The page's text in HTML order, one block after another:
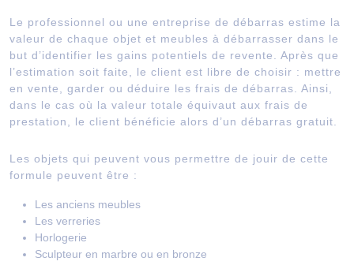
Le professionnel ou une entreprise de débarras estime la
valeur de chaque objet et meubles à débarrasser dans le
but d’identifier les gains potentiels de revente. Après que
l’estimation soit faite, le client est libre de choisir : mettre
en vente, garder ou déduire les frais de débarras. Ainsi,
dans le cas où la valeur totale équivaut aux frais de
prestation, le client bénéficie alors d’un débarras gratuit.
Les objets qui peuvent vous permettre de jouir de cette
formule peuvent être :
Les anciens meubles
Les verreries
Horlogerie
Sculpteur en marbre ou en bronze